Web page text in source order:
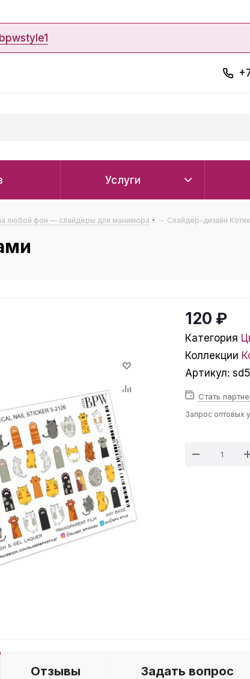
Услуги
любой фон — слайдеры для маникюра - Слайдер-дизайн
120 ₽
Категория
Коллекции
Артикул:
Стать
Запрос оптовых
Отзывы Задать вопрос